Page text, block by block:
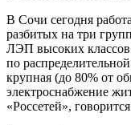
В Сочи сегодня
разбитых на три
ЛЭП высоких классов
по
крупная (до 80% от
электроснабжение
«Россетей»,